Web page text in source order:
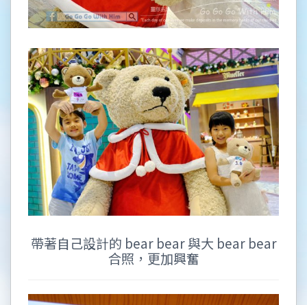
帶著自己設計的 bear bear 與大 bear bear
合照，更加興奮